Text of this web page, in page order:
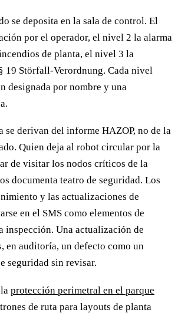
se deposita en la sala de control. El
por el operador, el nivel 2 la alarma
de planta, el nivel 3 la
19 Störfall-Verordnung. Cada nivel
designada por nombre y una
se derivan del informe HAZOP, no de la
Quien deja al robot circular por la
de visitar los nodos críticos de la
documenta teatro de seguridad. Los
y las actualizaciones de
en el SMS como elementos de
inspección. Una actualización de
en auditoría, un defecto como un
seguridad sin revisar.
protección perimetral en el parque
de ruta para layouts de planta